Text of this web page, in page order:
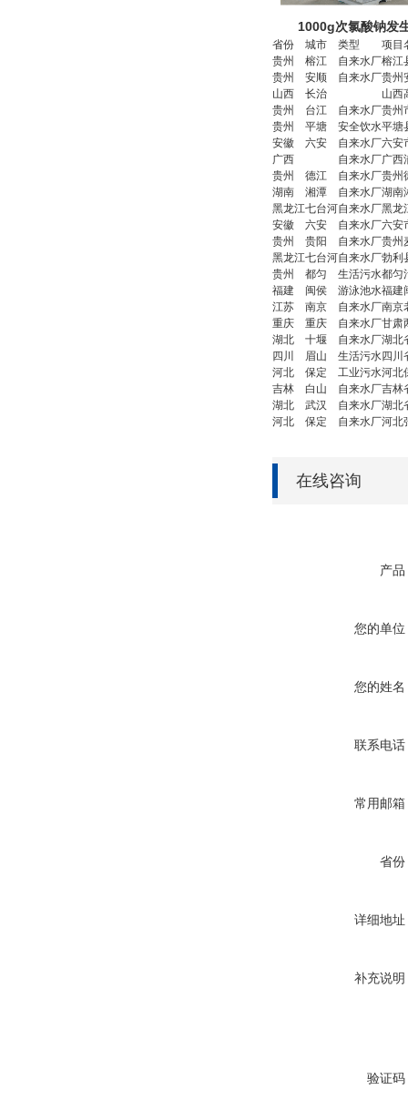
1000g次氯酸钠发
省份 城市 类型
项目
贵州
榕江 自来水厂榕江
贵州
安顺 自来水厂贵州
山西
长治
山西
贵州
台江 自来水厂贵州
贵州
平塘 安全饮水平塘
安徽
六安 自来水厂六安
广西
自来水厂广西
贵州
德江 自来水厂贵州
湖南
湘潭 自来水厂湖南
黑龙江七台河自来水厂黑龙
安徽
六安 自来水厂六安
贵州
贵阳 自来水厂贵州
黑龙江七台河自来水厂勃利
贵州
都匀 生活污水都匀
福建
闽侯 游泳池水福建
江苏
南京 自来水厂南京
重庆
重庆 自来水厂甘肃
湖北
十堰 自来水厂湖北
四川
眉山 生活污水四川
河北
保定 工业污水河北
吉林
白山 自来水厂吉林
湖北
武汉 自来水厂湖北
河北
保定 自来水厂河北
在线咨询
产品
您的单位
您的姓名
联系电话
常用邮箱
省份
详细地址
补充说明
验证码